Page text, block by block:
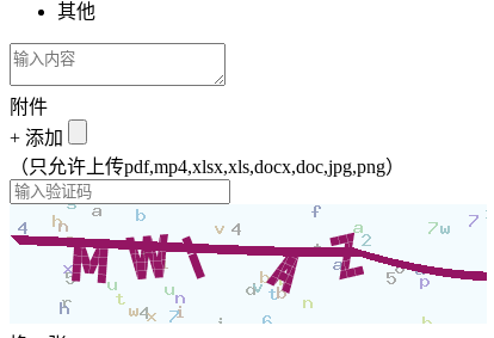
其他
附件
+ 添加
（只允许上传pdf,mp4,xlsx,xls,docx,doc,jpg,png）